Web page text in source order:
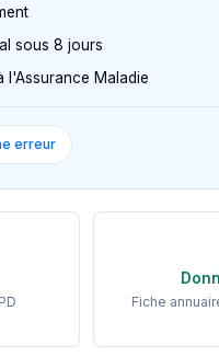
sous 8 jours
l'Assurance Maladie
erreur
Fiche